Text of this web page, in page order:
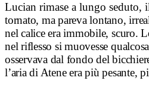
Lucian rimase a lungo seduto, i
tornato, ma pareva lontano,
nel calice era immobile, scuro.
nel riflesso si muovesse
osservava dal fondo del
l’aria di Atene era più pesante,